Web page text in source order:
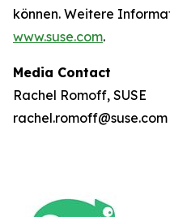
können. Weitere
www.suse.com.
Media Contact
Rachel Romoff, SUSE
rachel.romoff@suse.com